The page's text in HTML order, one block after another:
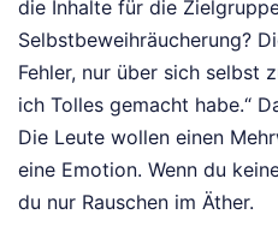
die Inhalte für die
Selbstbeweihräucherung?
Fehler, nur über sich selbst
ich Tolles gemacht habe.“
Die Leute wollen einen
eine Emotion. Wenn du
du nur Rauschen im Äther.